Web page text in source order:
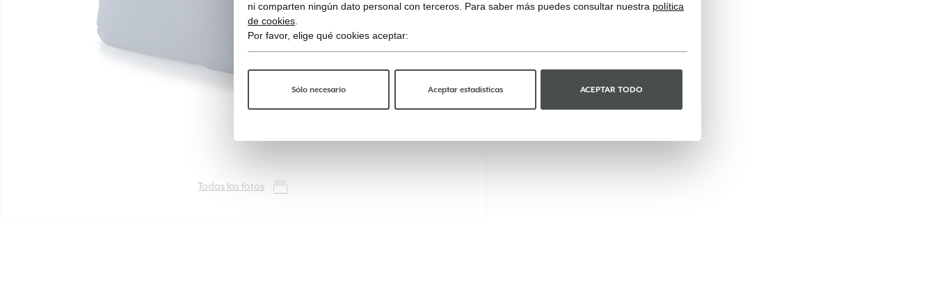
ni comparten ningún dato personal con terceros. Para saber más puedes consultar nuestra política
de cookies.
Por favor, elige qué cookies aceptar:
Sólo necesario Aceptar estadísticas ACEPTAR TODO
Todas las fotos